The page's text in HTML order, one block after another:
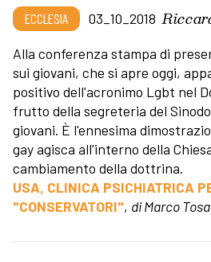
ECCLESIA 03_10_2018
Alla conferenza stampa di
sui giovani, che si apre oggi,
positivo dell'acronimo Lgbt nel
frutto della segreteria del
giovani. È l'ennesima
gay agisca all'interno della
cambiamento della dottrina.
USA, CLINICA PSICHIATRICA
"CONSERVATORI", di Marco